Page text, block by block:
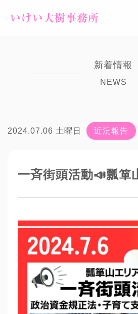
いけい大樹事務所
新着情報
NEWS
2024.07.06 土曜日 近況報告
一斉街頭活動📣瓢箪